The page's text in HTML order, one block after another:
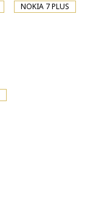
NOKIA 7 PLUS